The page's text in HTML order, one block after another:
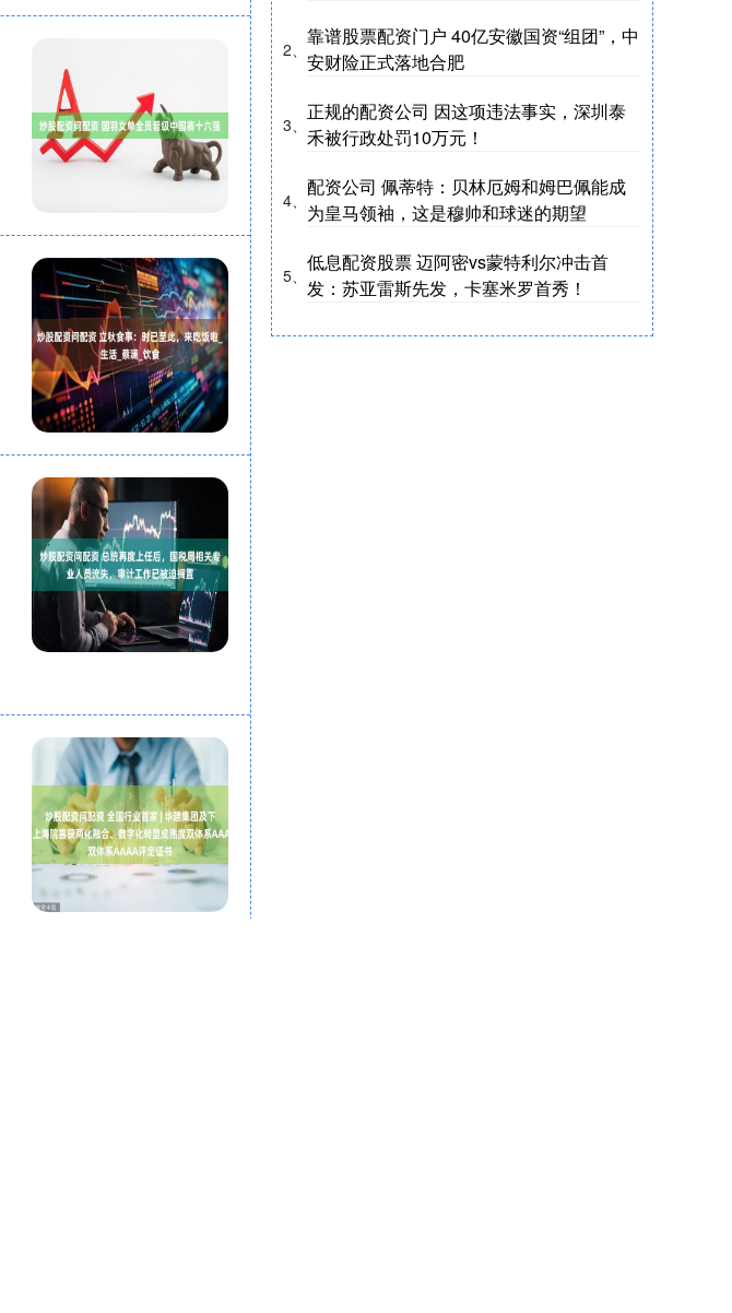
2、
靠谱股票配资门户 40亿安徽国资“组团”，中
安财险正式落地合肥
3、
正规的配资公司 因这项违法事实，深圳泰
禾被行政处罚10万元！
4、
配资公司 佩蒂特：贝林厄姆和姆巴佩能成
为皇马领袖，这是穆帅和球迷的期望
5、
低息配资股票 迈阿密vs蒙特利尔冲击首
发：苏亚雷斯先发，卡塞米罗首秀！